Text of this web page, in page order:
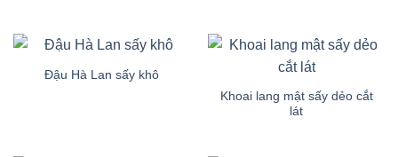
Đậu Hà Lan sấy khô
Khoai lang mật sấy dẻo cắt
lát